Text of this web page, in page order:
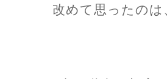
改めて思ったの